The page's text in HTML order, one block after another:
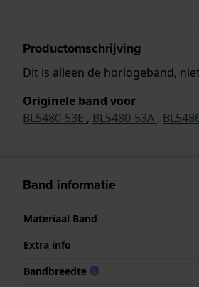
Productomschrijving
Dit is alleen de horlogeband,
Originele band voor
BL5480-53E , BL5480-53A ,
Band informatie
Materiaal Band
Extra info
Bandbreedte